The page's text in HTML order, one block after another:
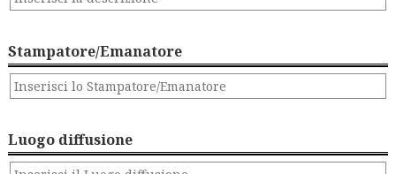
Stampatore/Emanatore
Luogo diffusione